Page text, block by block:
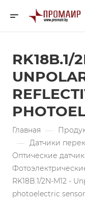
RK18B.1/
Главная —
— Датчики
Оптические
RK18B.1/2N-M12 -
photoelectric sensor